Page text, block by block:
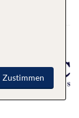
Zustimmen